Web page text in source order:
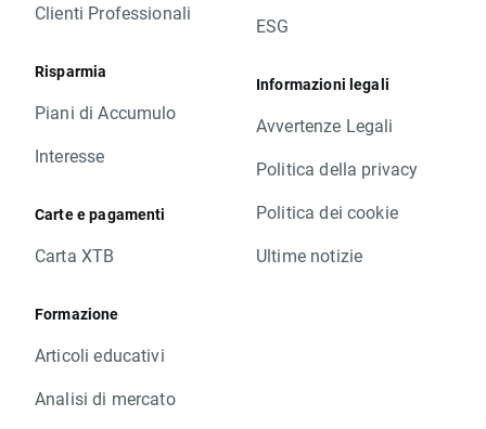
Clienti Professionali
Risparmia
Piani di Accumulo
Interesse
Carte e pagamenti
Carta XTB
Formazione
Articoli educativi
Analisi di mercato
ESG
Informazioni legali
Avvertenze Legali
Politica della privacy
Politica dei cookie
Ultime notizie